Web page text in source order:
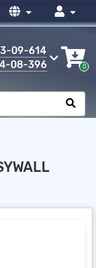
09-614
08-396
0